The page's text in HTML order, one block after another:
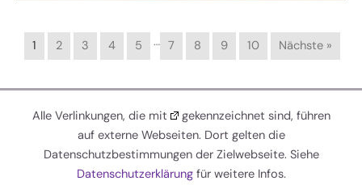
1 2 3 4 5 … 7 8 9 10 Nächste »
Alle Verlinkungen, die mit
gekennzeichnet sind, führen
auf externe Webseiten. Dort gelten die
Datenschutzbestimmungen der Zielwebseite. Siehe
Datenschutzerklärungfür weitere Infos.